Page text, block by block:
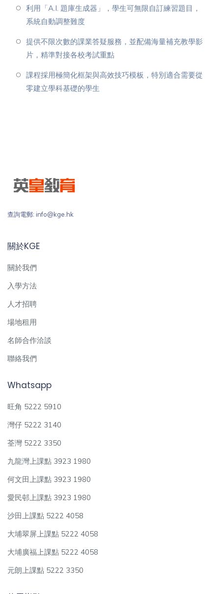
利用「A.I. 題庫生成器」，學生可無限自訂練習題目，
系統自動調整難度
提供不限次數的課業答疑服務，並配備海量補充教學影
片，精準對接各校考試重點
課程採用極簡化框架與高效技巧模板，特別適合需要從
零建立學科基礎的學生
查詢電郵: info@kge.hk
關於KGE
關於我們
入學方法
人才招聘
場地租用
名師合作洽談
聯絡我們
Whatsapp
旺角 5222 5910
灣仔 5222 3140
荃灣 5222 3350
九龍灣上課點 3923 1980
何文田上課點 3923 1980
愛民邨上課點 3923 1980
沙田上課點 5222 4058
大埔翠屏上課點 5222 4058
大埔廣福上課點 5222 4058
元朗上課點 5222 3350